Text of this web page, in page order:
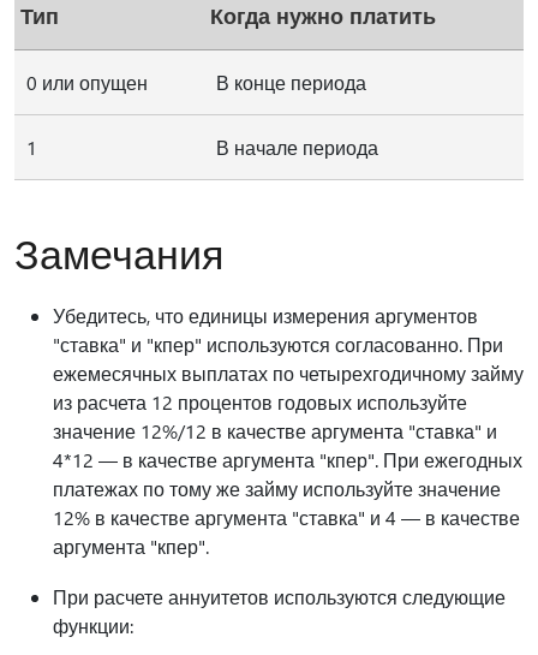
Тип Когда нужно платить
0 или опущен В конце периода
1 В начале периода
Замечания
Убедитесь, что единицы измерения аргументов
"ставка" и "кпер" используются согласованно. При
ежемесячных выплатах по четырехгодичному займу
из расчета 12 процентов годовых используйте
значение 12%/12 в качестве аргумента "ставка" и
4*12 — в качестве аргумента "кпер". При ежегодных
платежах по тому же займу используйте значение
12% в качестве аргумента "ставка" и 4 — в качестве
аргумента "кпер".
При расчете аннуитетов используются следующие
функции: